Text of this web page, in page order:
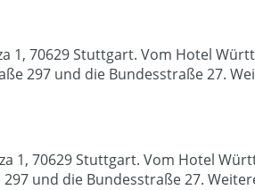
1, 70629 Stuttgart. Vom Hotel
297 und die Bundesstraße 27.
1, 70629 Stuttgart. Vom Hotel
und die Bundesstraße 27.